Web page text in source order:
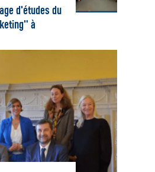
d'études du
à